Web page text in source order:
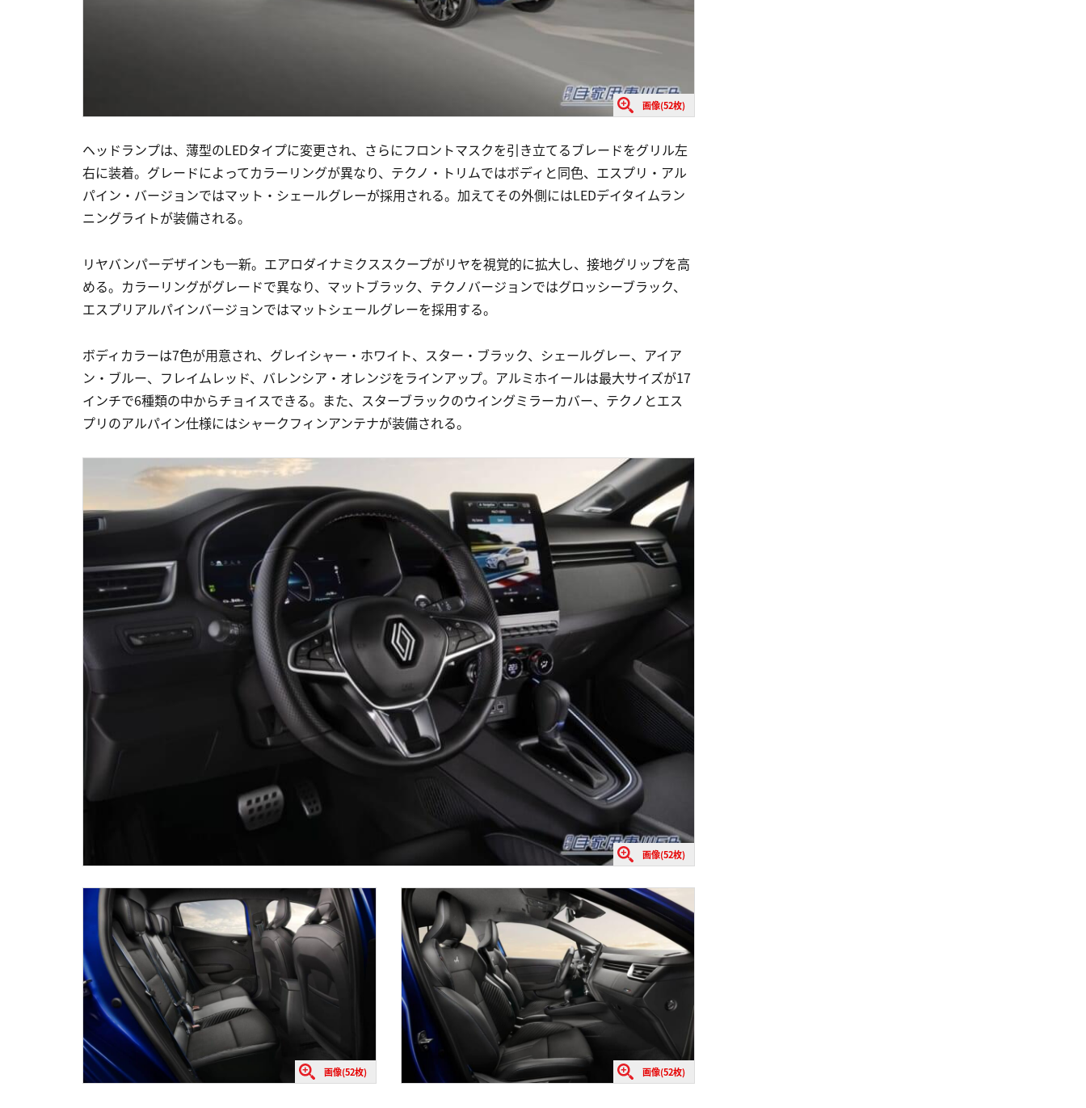
画像(52枚)
ヘッドランプは、薄型のLEDタイプに変更され、さらにフロントマスクを引き立てるブレードをグリル左
右に装着。グレードによってカラーリングが異なり、テクノ・トリムではボディと同色、エスプリ・アル
パイン・バージョンではマット・シェールグレーが採用される。加えてその外側にはLEDデイタイムラン
ニングライトが装備される。
リヤバンパーデザインも一新。エアロダイナミクススクープがリヤを視覚的に拡大し、接地グリップを高
める。カラーリングがグレードで異なり、マットブラック、テクノバージョンではグロッシーブラック、
エスプリアルパインバージョンではマットシェールグレーを採用する。
ボディカラーは7色が用意され、グレイシャー・ホワイト、スター・ブラック、シェールグレー、アイア
ン・ブルー、フレイムレッド、バレンシア・オレンジをラインアップ。アルミホイールは最大サイズが17
インチで6種類の中からチョイスできる。また、スターブラックのウイングミラーカバー、テクノとエス
プリのアルパイン仕様にはシャークフィンアンテナが装備される。
画像(52枚)
画像(52枚) 画像(52枚)